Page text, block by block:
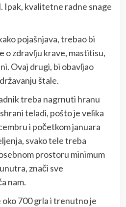
Ipak, kvalitetne radne snage
pojašnjava, trebao bi
o zdravlju krave, mastitisu,
Ovaj drugi, bi obavljao
štale.
treba nagrnuti hranu
teladi, pošto je velika
i početkom januara
svako tele treba
prostoru minimum
znači sve
nam.
oko 700 grla i trenutno je